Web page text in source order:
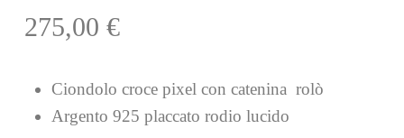
275,00 €
Ciondolo croce pixel con catenina rolò
Argento 925 placcato rodio lucido